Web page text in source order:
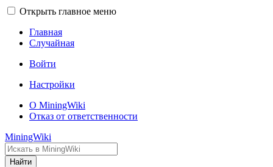
Открыть главное меню
Главная
Случайная
Войти
Настройки
О MiningWiki
Отказ от ответственности
MiningWiki
Найти